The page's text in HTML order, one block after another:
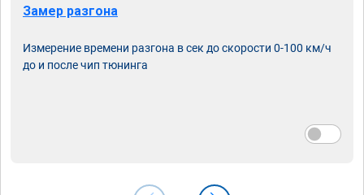
Замер разгона
Измерение времени разгона в сек до скорости 0-100 км/ч
до и после чип тюнинга